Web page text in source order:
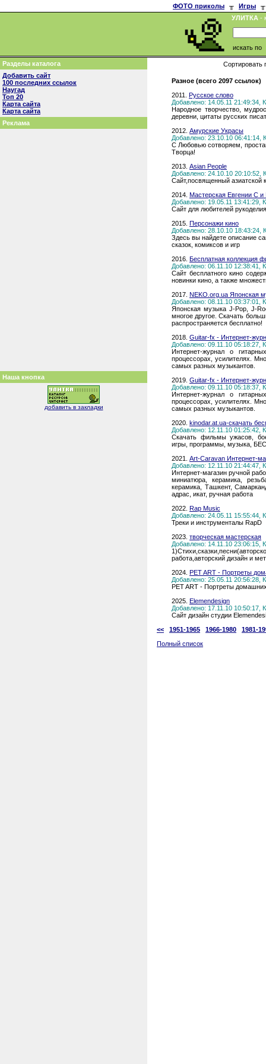
ФОТО приколы ╥ Игры
╥
УЛИТКА -
искать по
Разделы каталога
Добавить сайт
100 последних ссылок
Наугад
Топ 20
Карта сайта
Карта сайта
Реклама
Наша кнопка
добавить в закладки
Сортировать
Разное (всего 2097 ссылок)
2011. Русское слово
Добавлено: 14.05.11 21:49:34,
Народное творчество,
деревни, цитаты русских
2012. Амурские Украсы
Добавлено: 23.10.10 06:41:14,
С Любовью сотворяем,
Творца!
2013. Asian People
Добавлено: 24.10.10 20:10:52,
Сайт,посвященный азиатской
2014. Мастерская Евгении С и
Добавлено: 19.05.11 13:41:29,
Сайт для любителей
2015. Персонажи кино
Добавлено: 28.10.10 18:43:24,
Здесь вы найдете описание
сказок, комиксов и игр
2016. Бесплатная коллекция
Добавлено: 06.11.10 12:38:41,
Сайт бесплатного кино
новинки кино, а также
2017. NEKO.org.ua Японская
Добавлено: 08.11.10 03:37:01,
Японская музыка J-Pop, J-
многое другое. Скачать
распространяется бесплатно!
2018. Guitar-fx - Интернет-
Добавлено: 09.11.10 05:18:27,
Интернет-журнал о
процессорах, усилителях.
самых разных музыкантов.
2019. Guitar-fx - Интернет-
Добавлено: 09.11.10 05:18:37,
Интернет-журнал о
процессорах, усилителях.
самых разных музыкантов.
2020. kinodar.at.ua-скачать
Добавлено: 12.11.10 01:25:42,
Скачать фильмы ужасов,
игры, программы, музыка,
2021. Art-Caravan Интернет-
Добавлено: 12.11.10 21:44:47,
Интернет-магазин ручной
миниатюра, керамика,
керамика, Ташкент,
адрас, икат, ручная работа
2022. Rap Music
Добавлено: 24.05.11 15:55:44,
Треки и инструменталы RapD
2023. творческая мастерская
Добавлено: 14.11.10 23:06:15,
работа,авторский дизайн и
2024. PET ART - Портреты
Добавлено: 25.05.11 20:56:28,
PET ART - Портреты
2025. Elemendesign
Добавлено: 17.11.10 10:50:17,
Сайт дизайн студии
<<
1951-1965 1966-1980
1981-
Полный список